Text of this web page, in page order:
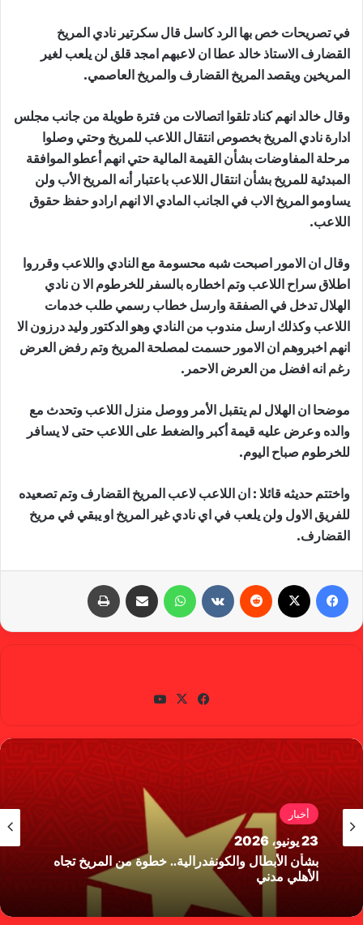
في تصريحات خص بها الرد كاسل قال سكرتير نادي المريخ
القضارف الاستاذ خالد عطا ان لاعبهم امجد قلق لن يلعب لغير
المريخين ويقصد المريخ القضارف والمريخ العاصمي.
وقال خالد انهم كناد تلقوا اتصالات من فترة طويلة من جانب مجلس
ادارة نادي المريخ بخصوص انتقال اللاعب للمريخ وحتي وصلوا
مرحلة المفاوضات بشأن القيمة المالية حتي انهم أعطو الموافقة
المبدئية للمريخ بشأن انتقال اللاعب باعتبار أنه المريخ الأب ولن
يساومو المريخ الاب في الجانب المادي الا انهم ارادو حفظ حقوق
اللاعب.
وقال ان الامور اصبحت شبه محسومة مع النادي واللاعب وقرروا
اطلاق سراح اللاعب وتم اخطاره بالسفر للخرطوم الا ن نادي
الهلال تدخل في الصفقة وارسل خطاب رسمي طلب خدمات
اللاعب وكذلك ارسل مندوب من النادي وهو الدكتور وليد درزون الا
انهم اخبروهم ان الامور حسمت لمصلحة المريخ وتم رفض العرض
رغم انه افضل من العرض الاحمر.
موضحا ان الهلال لم يتقبل الأمر ووصل منزل اللاعب وتحدث مع
والده وعرض عليه قيمة أكبر والضغط على اللاعب حتى لا يسافر
للخرطوم صباح اليوم.
واختتم حديثه قائلا : ان اللاعب لاعب المريخ القضارف وتم تصعيده
للفريق الاول ولن يلعب في اي نادي غير المريخ او يبقي في مريخ
القضارف.
واتساب
في
وك
X
أخبار
23 يونيو، 2026
بشأن الأبطال والكونفدرالية.. خطوة من المريخ تجاه
الأهلي مدني